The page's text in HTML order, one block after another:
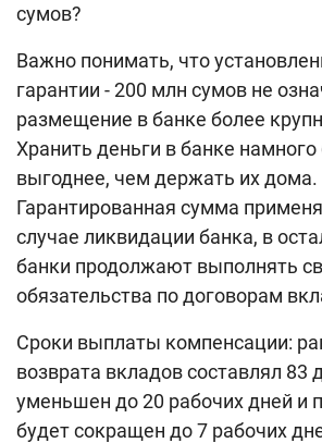
сумов?
Важно понимать, что
гарантии - 200 млн сумов не
размещение в банке более
Хранить деньги в банке намного
выгоднее, чем держать их дома.
Гарантированная сумма
случае ликвидации банка, в
банки продолжают выполнять
обязательства по договорам
Сроки выплаты компенсации:
возврата вкладов составлял 83
уменьшен до 20 рабочих дней и
будет сокращен до 7 рабочих